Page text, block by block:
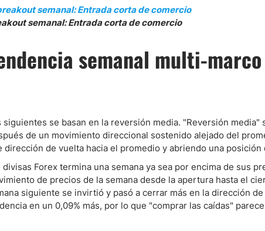
semanal: Entrada corta de comercio
semanal multi-
siguientes se basan en la reversión media. "Reversión
de un movimiento direccional sostenido alejado del
dirección de vuelta hacia el promedio y abriendo una
Forex termina una semana ya sea por encima de sus
de precios de la semana desde la apertura hasta el
siguiente se invirtió y pasó a cerrar más en la dirección
en un 0,09% más, por lo que "comprar las caídas"